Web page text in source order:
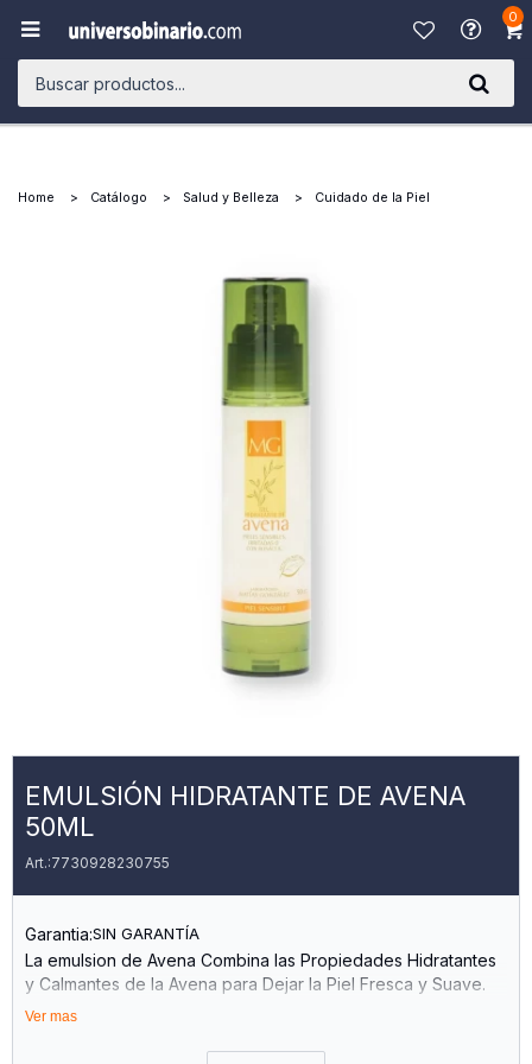
0

Home Catálogo Salud y Belleza Cuidado de la Piel
EMULSIÓN HIDRATANTE DE AVENA
50ML
7730928230755
Garantia:SIN GARANTÍA
La emulsion de Avena Combina las Propiedades Hidratantes
y Calmantes de la Avena para Dejar la Piel Fresca y Suave.
su Fórmula Está Diseñada Especialmente para Pieles
Ver mas